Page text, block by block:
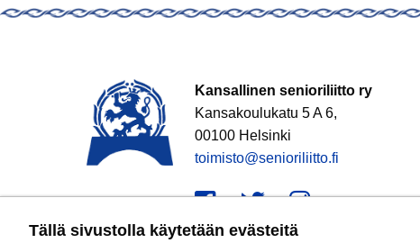
Tällä sivustolla käytetään evästeitä
Kansallinen senioriliitto ry
Kansakoulukatu 5 A 6,
00100 Helsinki
toimisto@senioriliitto.fi
Facebook
TwitterInstagram